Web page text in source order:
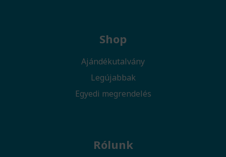
Shop
Ajándékutalvány
Legújabbak
Egyedi megrendelés
Rólunk